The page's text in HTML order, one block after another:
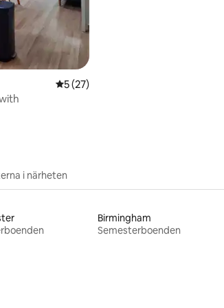
5 av 5 i genomsnittligt betyg, 27
5 (27)
i närheten
Birmingham
Semesterboenden